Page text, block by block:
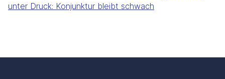
unter Druck: Konjunktur bleibt schwach